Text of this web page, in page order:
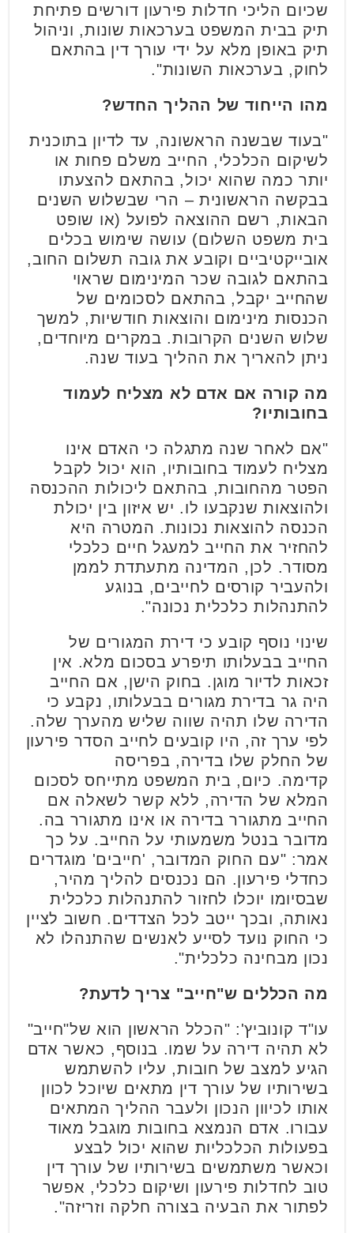
שכיום הליכי חדלות פירעון דורשים פתיחת
תיק בבית המשפט בערכאות שונות, וניהול
תיק באופן מלא על ידי עורך דין בהתאם
לחוק, בערכאות השונות".
מהו הייחוד של ההליך החדש?
"בעוד שבשנה הראשונה, עד לדיון בתוכנית
לשיקום הכלכלי, החייב משלם פחות או
יותר כמה שהוא יכול, בהתאם להצעתו
בבקשה הראשונית – הרי שבשלוש השנים
הבאות, רשם ההוצאה לפועל (או שופט
בית משפט השלום) עושה שימוש בכלים
אובייקטיביים וקובע את גובה תשלום החוב,
בהתאם לגובה שכר המינימום שראוי
שהחייב יקבל, בהתאם לסכומים של
הכנסות מינימום והוצאות חודשיות, למשך
שלוש השנים הקרובות. במקרים מיוחדים,
ניתן להאריך את ההליך בעוד שנה.
מה קורה אם אדם לא מצליח לעמוד
בחובותיו?
"אם לאחר שנה מתגלה כי האדם אינו
מצליח לעמוד בחובותיו, הוא יכול לקבל
הפטר מהחובות, בהתאם ליכולות ההכנסה
ולהוצאות שנקבעו לו. יש איזון בין יכולת
הכנסה להוצאות נכונות. המטרה היא
להחזיר את החייב למעגל חיים כלכלי
מסודר. לכן, המדינה מתעתדת לממן
ולהעביר קורסים לחייבים, בנוגע
להתנהלות כלכלית נכונה".
שינוי נוסף קובע כי דירת המגורים של
החייב בבעלותו תיפרע בסכום מלא. אין
זכאות לדיור מוגן. בחוק הישן, אם החייב
היה גר בדירת מגורים בבעלותו, נקבע כי
הדירה שלו תהיה שווה שליש מהערך שלה.
לפי ערך זה, היו קובעים לחייב הסדר פירעון
של החלק שלו בדירה, בפריסה
קדימה. כיום, בית המשפט מתייחס לסכום
המלא של הדירה, ללא קשר לשאלה אם
החייב מתגורר בדירה או אינו מתגורר בה.
מדובר בנטל משמעותי על החייב. על כך
אמר: "עם החוק המדובר, 'חייבים' מוגדרים
כחדלי פירעון. הם נכנסים להליך מהיר,
שבסיומו יוכלו לחזור להתנהלות כלכלית
נאותה, ובכך ייטב לכל הצדדים. חשוב לציין
כי החוק נועד לסייע לאנשים שהתנהלו לא
נכון מבחינה כלכלית".
מה הכללים ש"חייב" צריך לדעת?
עו"ד קונוביץ': "הכלל הראשון הוא של"חייב"
לא תהיה דירה על שמו. בנוסף, כאשר אדם
הגיע למצב של חובות, עליו להשתמש
בשירותיו של עורך דין מתאים שיוכל לכוון
אותו לכיוון הנכון ולעבר ההליך המתאים
עבורו. אדם הנמצא בחובות מוגבל מאוד
בפעולות הכלכליות שהוא יכול לבצע
וכאשר משתמשים בשירותיו של עורך דין
טוב לחדלות פירעון ושיקום כלכלי, אפשר
לפתור את הבעיה בצורה חלקה וזריזה".